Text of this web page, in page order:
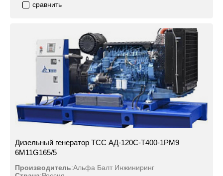
сравнить
Дизельный генератор ТСС АД-120С-Т400-1РМ9
6M11G165/5
Производитель:Альфа Балт Инжиниринг